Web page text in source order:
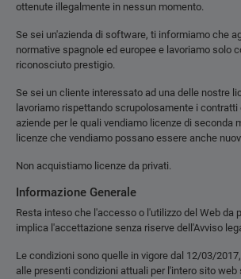
ottenute illegalmente in nessun momento.
Se sei un'azienda di software, ti informiamo che
normative spagnole ed europee e lavoriamo solo
riconosciuto prestigio.
Se sei un cliente interessato ad una delle nostre
lavoriamo rispettando scrupolosamente i contratti
aziende per le quali vendiamo licenze di seconda
licenze che vendiamo possano essere anche
Non acquistiamo licenze da privati.
Informazione Generale
Resta inteso che l'accesso o l'utilizzo del Web da
implica l'accettazione senza riserve dell'Avviso
Le condizioni sono quelle in vigore dal 12/03/
alle presenti condizioni attuali per l'intero sito web